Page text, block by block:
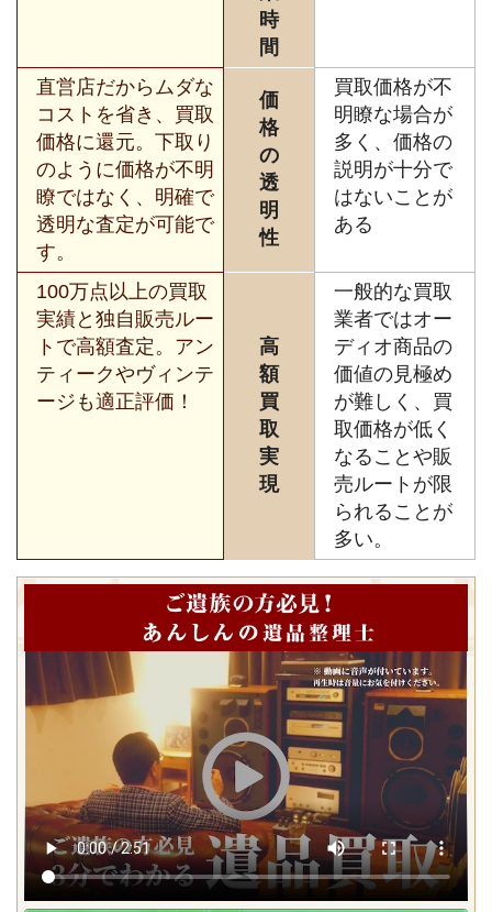
時
間
直営店だからムダな
コストを省き、買取
価格に還元。下取り
のように価格が不明
瞭ではなく、明確で
透明な査定が可能で
す。
価
格
の
透
明
性
買取価格が不
明瞭な場合が
多く、価格の
説明が十分で
はないことが
ある
100万点以上の買取
実績と独自販売ルー
トで高額査定。アン
ティークやヴィンテ
ージも適正評価！
高
額
買
取
実
現
一般的な買取
業者ではオー
ディオ商品の
価値の見極め
が難しく、買
取価格が低く
なることや販
売ルートが限
られることが
多い。